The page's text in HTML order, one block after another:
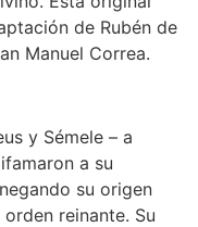
de Rubén de
Manuel Correa.
y Sémele – a
a su
su origen
reinante. Su